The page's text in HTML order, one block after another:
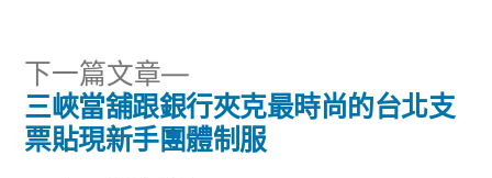
文
下一篇文章
下
一
篇
三峽當舖跟銀行夾克最時尚的台北支
票貼現新手團體制服